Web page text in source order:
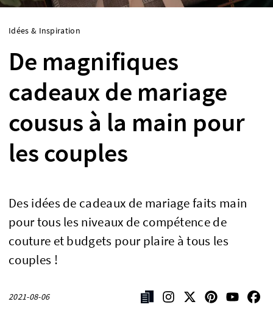
Idées & Inspiration
De magnifiques
cadeaux de mariage
cousus à la main pour
les couples
Des idées de cadeaux de mariage faits main
pour tous les niveaux de compétence de
couture et budgets pour plaire à tous les
couples !
2021-08-06